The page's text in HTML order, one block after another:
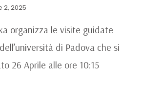
2, 2025
organizza le visite guidate
di Padova che si
26 Aprile alle ore 10:15